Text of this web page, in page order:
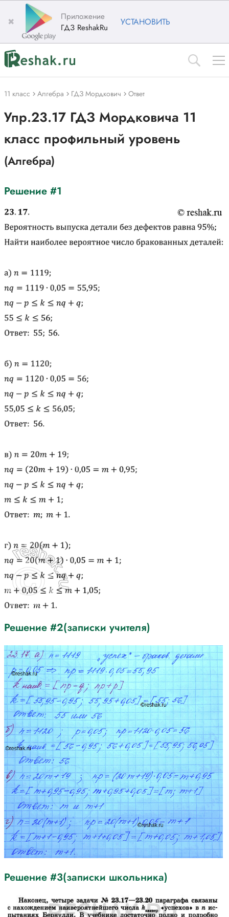
✖
Приложение
ГДЗ ReshakRu
УСТАНОВИТЬ
11 класс Алгебра ГДЗ Мордкович Ответ
Упр.23.17 ГДЗ Мордковича 11
класс профильный уровень
(Алгебра)
Решение #1
Решение #2(записки учителя)
Решение #3(записки школьника)